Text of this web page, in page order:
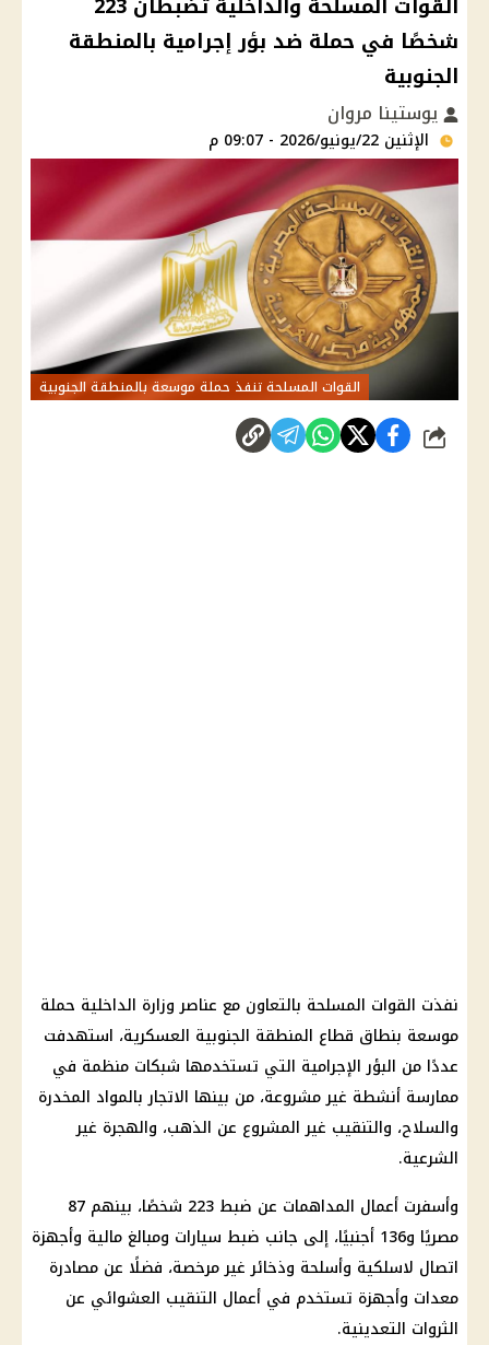
شخصًا في حملة ضد بؤر إجرامية بالمنطقة
الجنوبية
يوستينا مروان
الإثنين 22/يونيو/2026 - 09:07 م
القوات المسلحة تنفذ حملة موسعة بالمنطقة الجنوبية
شارك
نفذت القوات المسلحة بالتعاون مع عناصر وزارة الداخلية حملة
موسعة بنطاق قطاع المنطقة الجنوبية العسكرية، استهدفت
عددًا من البؤر الإجرامية التي تستخدمها شبكات منظمة في
ممارسة أنشطة غير مشروعة، من بينها الاتجار بالمواد المخدرة
والسلاح، والتنقيب غير المشروع عن الذهب، والهجرة غير
الشرعية.
وأسفرت أعمال المداهمات عن ضبط 223 شخصًا، بينهم 87
مصريًا و136 أجنبيًا، إلى جانب ضبط سيارات ومبالغ مالية وأجهزة
اتصال لاسلكية وأسلحة وذخائر غير مرخصة، فضلًا عن مصادرة
معدات وأجهزة تستخدم في أعمال التنقيب العشوائي عن
الثروات التعدينية.